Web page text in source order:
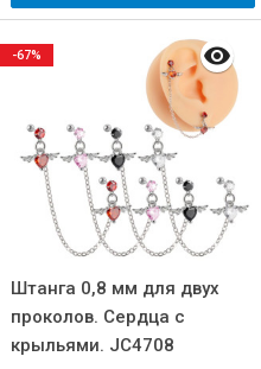
Штанга 0,8 мм для двух
проколов. Сердца с
крыльями. JC4708
-67%